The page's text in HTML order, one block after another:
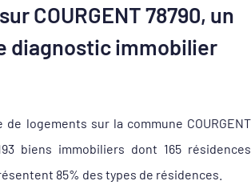
COURGENT 78790, un
diagnostic immobilier
de logements sur la commune COURGENT
biens immobiliers dont 165 résidences
85% des types de résidences.